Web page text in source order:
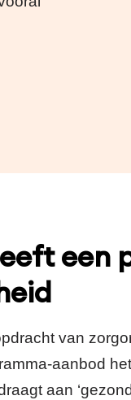
een
van
aanbod
aan